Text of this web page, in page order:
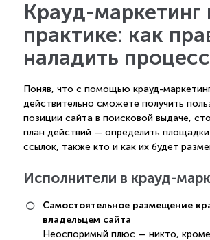
Крауд-маркетинг
практике: как
наладить процесс
Поняв, что с помощью крауд-
действительно сможете получить
позиции сайта в поисковой выдаче,
план действий — определить площадки
ссылок, также кто и как их будет
Исполнители в крауд-
Самостоятельное размещение
владельцем сайта
Неоспоримый плюс — никто, кроме